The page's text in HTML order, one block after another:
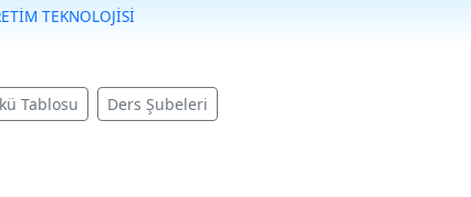
TEKNOLOJİSİ
Tablosu Ders Şubeleri